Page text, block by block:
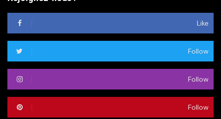
Like
Follow
Follow
Follow